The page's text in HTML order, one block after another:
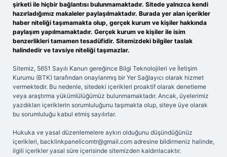
şirketi ile hiçbir bağlantısı bulunmamaktadır. Sitede yalnızca kendi
hazırladığımız makaleler paylaşılmaktadır. Burada yer alan içerikler
haber niteliği taşımamakta olup, gerçek kurum ve kişiler hakkında
paylaşım yapılmamaktadır. Gerçek kurum ve kişiler ile isim
benzerlikleri tamamen tesadüfidir. Sitemizdeki bilgiler taslak
halindedir ve tavsiye niteliği taşımazlar.
Sitemiz, 5651 Sayılı Kanun gereğince Bilgi Teknolojileri ve İletişim
Kurumu (BTK) tarafından onaylanmış bir Yer Sağlayıcı olarak hizmet
vermektedir. Bu nedenle, sitedeki içerikleri proaktif olarak denetleme
veya araştırma yükümlülüğümüz bulunmamaktadır. Ancak, üyelerimiz
yazdıkları içeriklerin sorumluluğunu taşımakta olup, siteye üye olarak
bu sorumluluğu kabul etmiş sayılırlar.
Hukuka ve yasal düzenlemelere aykırı olduğunu düşündüğünüz
içerikleri, backlinkpanelicomtr@gmail.com adresine bildirmeniz halinde,
ilgili içerikler yasal süre içerisinde sitemizden kaldırılacaktır.